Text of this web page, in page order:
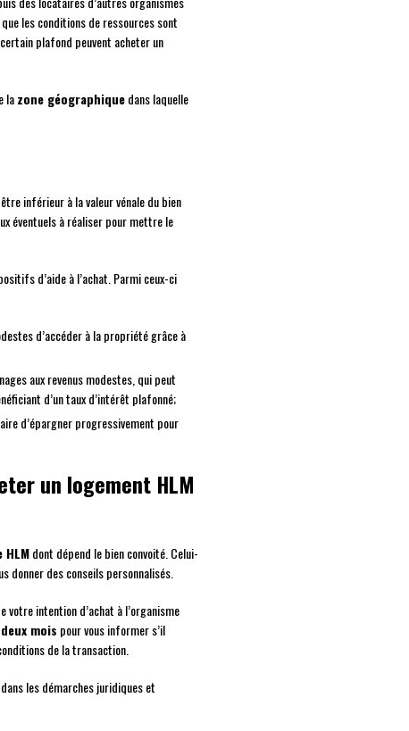
les conditions de ressources sont
plafond peuvent acheter un
lazone géographiquedans laquelle
inférieur à la valeur vénale du bien
éventuels à réaliser pour mettre le
d’aide à l’achat. Parmi ceux-ci
d’accéder à la propriété grâce à
aux revenus modestes, qui peut
d’un taux d’intérêt plafonné;
d’épargner progressivement pour
un logement HLM
HLMdont dépend le bien convoité. Celui-
donner des conseils personnalisés.
votre intention d’achat à l’organisme
deux mois pour vous informer s’il
de la transaction.
les démarches juridiques et